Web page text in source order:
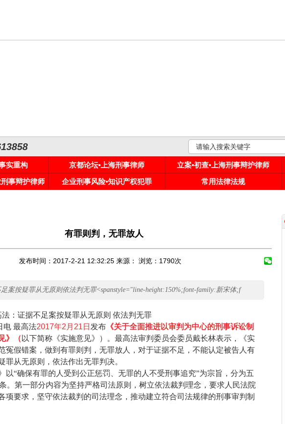
实重构 京都论坛•上海刑事律师 立案•初查•上海刑事辩护律师
刑事辩护律师 企业刑事风险•知识产权犯罪 常用法律法规
有罪则判，无罪放人
发布时间：2017-2-21 12:32:25 来源： 浏览： 1790次
案按疑罪从无原则依法判无罪<spanstyle="line-height:150%;font-family:新宋体;f
据不足案按疑罪从无原则 依法判无罪
电 最高法2017年2月 21 日 发布 《关于全面推进以审判为中心的刑事诉讼制
》（ 以下简称《实施意见》）。最高法审判委员会委员戴长林表示，《实
冤假错案，做到有罪则判，无罪放人，对于证据不足，不能认定被告人有
罪从无原则，依法作出无罪判决。
“确保有罪的人受到公正惩罚、无罪的人不受刑事追究”为宗旨，分为五
。第一部分内容为坚持严格司法原则，树立依法裁判理念，要求人民法院
项要求，坚守依法裁判的司法理念，推动建立符合司法规律的刑事审判制